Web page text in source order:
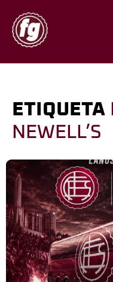
ETIQUETA
NEWELL’S